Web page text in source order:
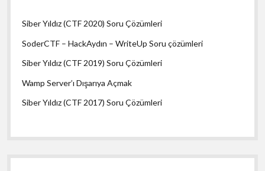
Siber Yıldız (CTF 2020) Soru Çözümleri
SoderCTF – HackAydın – WriteUp Soru çözümleri
Siber Yıldız (CTF 2019) Soru Çözümleri
Wamp Server’ı Dışarıya Açmak
Siber Yıldız (CTF 2017) Soru Çözümleri